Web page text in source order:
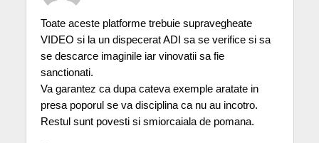
Toate aceste platforme trebuie supravegheate
VIDEO si la un dispecerat ADI sa se verifice si sa
se descarce imaginile iar vinovatii sa fie
sanctionati.
Va garantez ca dupa cateva exemple aratate in
presa poporul se va disciplina ca nu au incotro.
Restul sunt povesti si smiorcaiala de pomana.